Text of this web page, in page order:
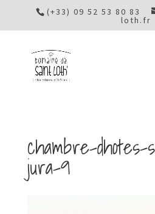
(+33) 09 52 53 80 83
loth.fr
chambre-
jura-9